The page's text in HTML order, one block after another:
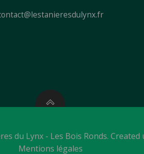
du Lynx - Les Bois Ronds.
Mentions légales